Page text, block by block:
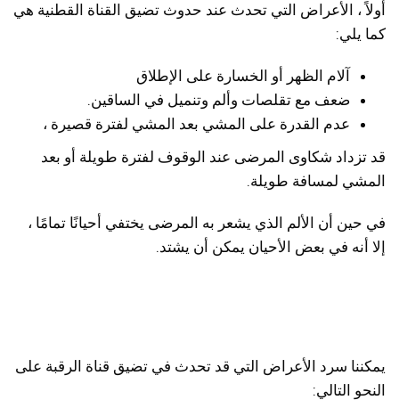
أولاً ، الأعراض التي تحدث عند حدوث تضيق القناة القطنية هي
كما يلي:
آلام الظهر أو الخسارة على الإطلاق
ضعف مع تقلصات وألم وتنميل في الساقين.
عدم القدرة على المشي بعد المشي لفترة قصيرة ،
قد تزداد شكاوى المرضى عند الوقوف لفترة طويلة أو بعد
المشي لمسافة طويلة.
في حين أن الألم الذي يشعر به المرضى يختفي أحيانًا تمامًا ،
إلا أنه في بعض الأحيان يمكن أن يشتد.
يمكننا سرد الأعراض التي قد تحدث في تضيق قناة الرقبة على
النحو التالي: